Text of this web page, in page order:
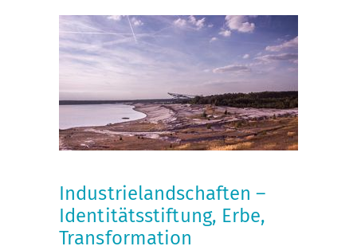
Industrielandschaften –
Identitätsstiftung, Erbe,
Transformation